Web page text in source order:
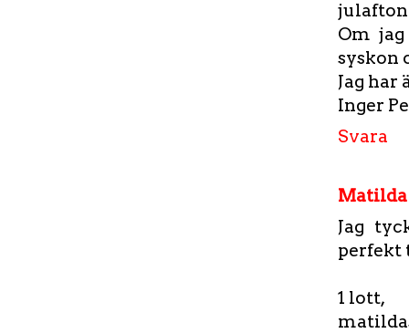
julafton
Om
syskon
Jag har
Inger
Svara
Matilda
Jag
perfekt
1 lott,